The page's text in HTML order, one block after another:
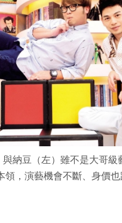
與納豆（左）雖不是大哥級
領，演藝機會不斷、身價